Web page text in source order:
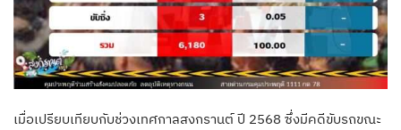
เมื่อเปรียบเทียบกับช่วงเทศกาลสงกรานต์ ปี 2568 ซึ่งมีคดีขับรถขณะ